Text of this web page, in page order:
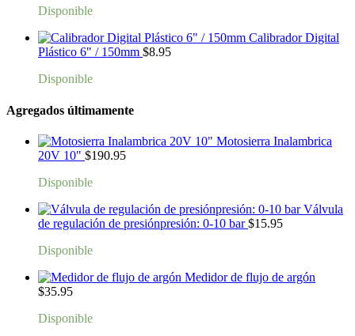
Disponible
Calibrador Digital
Plástico 6" / 150mm $8.95
Disponible
Agregados últimamente
Motosierra Inalambrica
20V 10" $190.95
Disponible
Válvula
de regulación de presiónpresión: 0-10 bar $15.95
Disponible
Medidor de flujo de argón
$35.95
Disponible